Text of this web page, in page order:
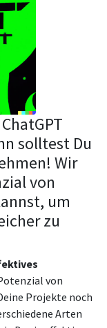
solltest Du
Wir
von
um
zu
von
Projekte noch
Arten